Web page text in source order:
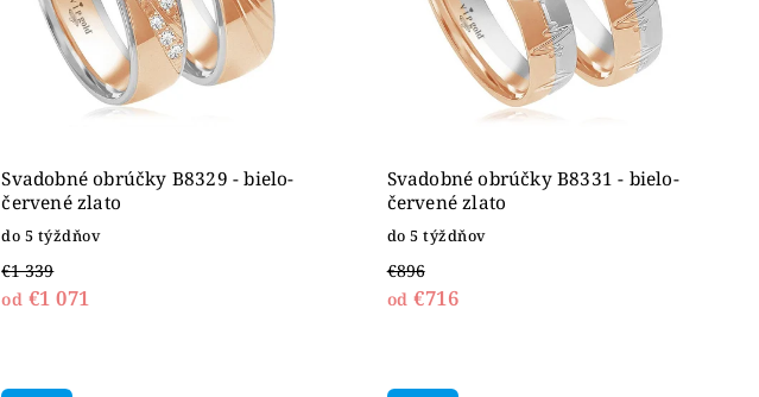
Svadobné obrúčky B8329 - bielo-
červené zlato
do 5 týždňov
€1 339
od €1 071
Svadobné obrúčky B8331 - bielo-
červené zlato
do 5 týždňov
€896
od €716